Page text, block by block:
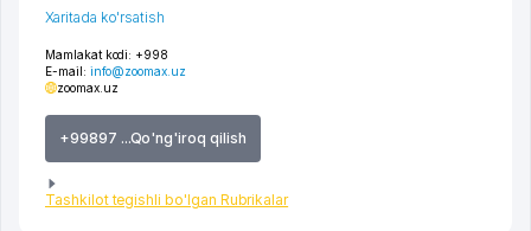
Mamlakat kodi: +998
E-mail: info@zoomax.uz
zoomax.uz
+99897 ...Qo'ng'iroq qilish
Tashkilot tegishli bo'lgan Rubrikalar
Xaritada ko'rsatish